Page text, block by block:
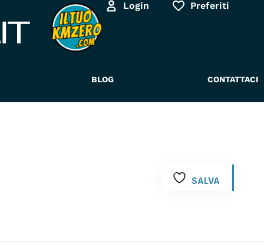
Login Preferiti
BLOG CONTATTACI
SALVA